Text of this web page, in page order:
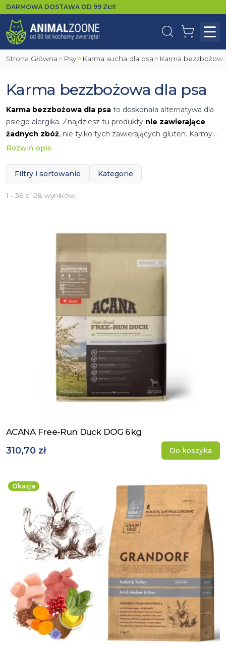
DARMOWA DOSTAWA OD 99 ZŁ!!!
WyszukajKoszyk
Strona Główna Psy Karma sucha dla psa Karma
Karma bezzbożowa dla psa
Karma bezzbożowa dla psa to doskonała alternatywa dla
psiego alergika. Znajdziesz tu produkty nie zawierające
żadnych zbóż, nie tylko tych zawierających gluten. Karmy
bezzbożowe świetnie sprawdzą się dla psów z
Acana, Applaws, Bozita oraz Calibra
seniora, a także dla psów aktywnych i z podziałem na rasy.
Wybieraj spośród różnych smaków i rodzajów. Dokładamy
objawów alergii.
Rozwiń opis
Filtry i sortowanie Kategorie
1 - 36 z 128 wyników
Zobacz produkt
ACANA Free-Run Duck DOG 6kg
310,70 zł Do koszyka
Okazja